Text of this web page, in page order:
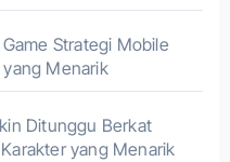
Strategi Mobile
Menarik
Ditunggu Berkat
yang Menarik